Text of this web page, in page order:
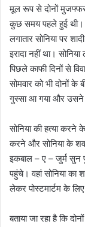
मूल रूप से दोनों
कुछ समय पहले हुई थी।
लगातार सोनिया पर
इरादा नहीं था।
पिछले काफी दिनों से
सोमवार को भी दोनों के
गुस्सा आ गया और उसने
सोनिया की हत्या करने
करने और सोनिया के
इकबाल – ए – जुर्म सुन
पहुंचे। वहां सोनिया
लेकर पोस्टमार्टम के
बताया जा रहा है कि